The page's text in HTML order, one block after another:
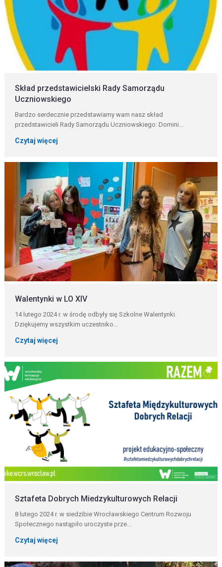
Skład przedstawicielski Rady Samorządu
Uczniowskiego
Bardzo serdecznie przedstawiamy wam nasz skład
przedstawicieli Rady Samorządu Uczniowskiego: Domini...
Czytaj więcej
Walentynki w LO XIV
14 lutego 2024 r. w środę odbyły się Szkolne Walentynki.
Dziękujemy wszystkim uczestniko...
Czytaj więcej
Sztafeta Dobrych Miedzykulturowych Relacji
8 lutego 2024 r. w siedzibie Wrocławskiego Centrum Rozwoju
Społecznego nastąpiło uroczyste prze...
Czytaj więcej